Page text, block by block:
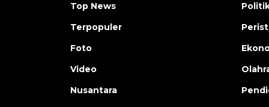
Top News
Terpopuler
Foto
Video
Nusantara